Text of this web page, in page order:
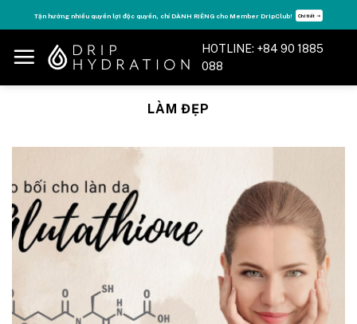
to
content
Tận hưởng nhiều quyền lợi độc quyền, chỉ DÀNH RIÊNG cho Member DripClub! Chi tiết ➝
HOTLINE: +84 90 1885
088
LÀM ĐẸP